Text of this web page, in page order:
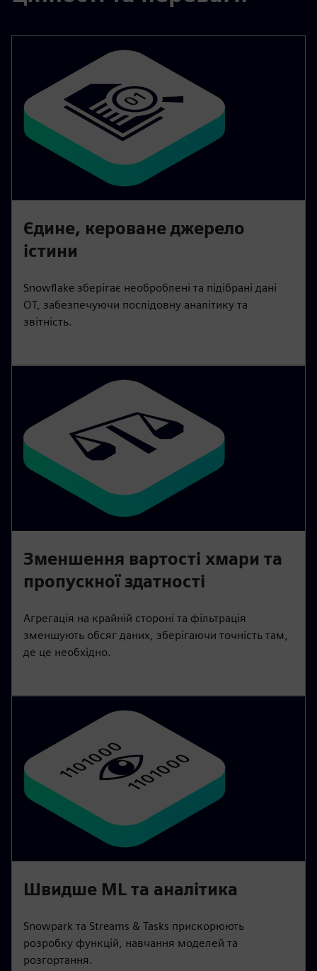
Єдине, кероване джерело
істини
Snowflake зберігає необроблені та підібрані дані
OT, забезпечуючи послідовну аналітику та
звітність.
Зменшення вартості хмари та
пропускної здатності
Агрегація на крайній стороні та фільтрація
зменшують обсяг даних, зберігаючи точність там,
де це необхідно.
Швидше ML та аналітика
Snowpark та Streams & Tasks прискорюють
розробку функцій, навчання моделей та
розгортання.